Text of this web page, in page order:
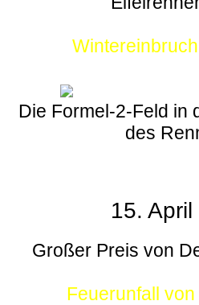
Die Formel-2-Feld in
des
15.
Großer Preis von
Feuerunfall